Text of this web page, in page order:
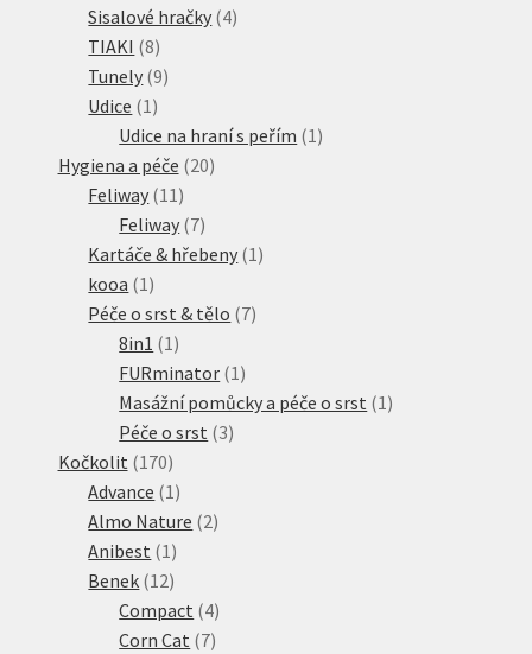
produkty
Sisalové hračky 44
TIAKI 88
produktů
Tunely 99
Udice 1 1
produkt
Udice na hraní s peřím 1 1
Hygiena a péče 2020
Feliway 11 11
produktů
Feliway 77
produktů
Kartáče & hřebeny 1 1
kooa 1 1
produkt
Péče o srst & tělo 77
8in1 1 1
produkt
FURminator 1 1
produkt
Masážní pomůcky a péče o srst 1 1
Péče o srst 33
Kočkolit 170170
produktů
Advance 1 1
produkt
Almo Nature 22
Anibest 1 1
produkt
Benek 1212
produktů
Compact 44
produkty
Corn Cat 77